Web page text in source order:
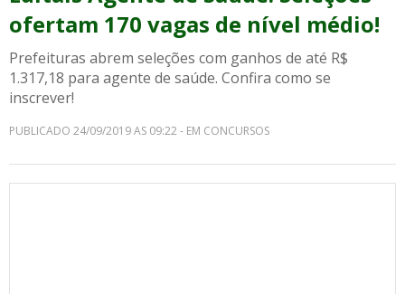
ofertam 170 vagas de nível médio!
Prefeituras abrem seleções com ganhos de até R$
1.317,18 para agente de saúde. Confira como se
inscrever!
PUBLICADO 24/09/2019 AS 09:22 - EM CONCURSOS